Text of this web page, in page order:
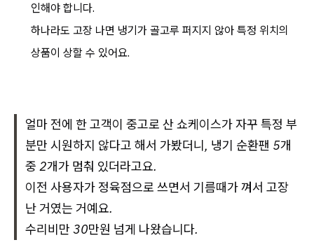
인해야 합니다.
하나라도 고장 나면 냉기가 골고루 퍼지지 않아 특정 위치의
상품이 상할 수 있어요.
얼마 전에 한 고객이 중고로 산 쇼케이스가 자꾸 특정 부
분만 시원하지 않다고 해서 가봤더니, 냉기 순환팬 5개
중 2개가 멈춰 있더라고요.
이전 사용자가 정육점으로 쓰면서 기름때가 껴서 고장
난 거였는 거예요.
수리비만 30만원 넘게 나왔습니다.